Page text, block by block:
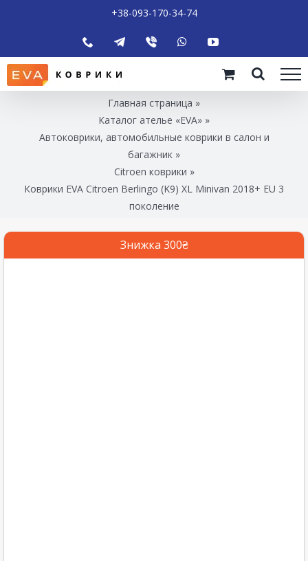
+38-093-170-34-74
Главная страница »
Каталог ателье «EVA» »
Автоковрики, автомобильные коврики в салон и
багажник »
Citroen коврики »
Коврики EVA Citroen Berlingo (K9) XL Minivan 2018+ EU 3
поколение
Знижка 300₴